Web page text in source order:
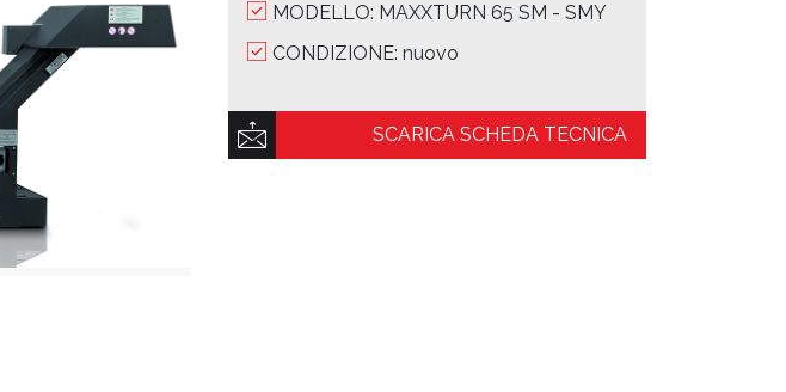
MODELLO: MAXXTURN 65 SM - SMY
CONDIZIONE: nuovo
SCARICA SCHEDA TECNICA